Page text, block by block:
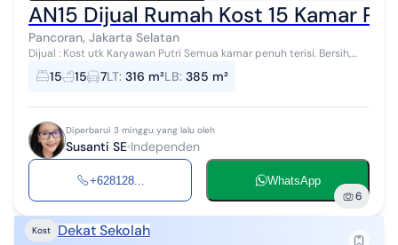
AN15 Dijual Rumah Kost 15 Kamar
Pancoran, Jakarta Selatan
Dijual : Kost utk Karyawan Putri Semua kamar penuh terisi. Bersih,
aman, nyaman. Lokasi Strategis dekat Patung Pancoran Dekat Halte
Bus Trans Jakar...
15 15 7LT: 316 m²LB: 385 m²
Diperbarui 3 minggu yang lalu oleh
Susanti SE Independen
+628128... WhatsApp
6
Kost Dekat Sekolah